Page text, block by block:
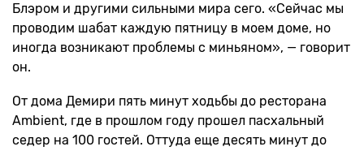
Блэром и другими сильными мира сего. «Сейчас мы
проводим шабат каждую пятницу в моем доме, но
иногда возникают проблемы с миньяном», — говорит
он.
От дома Демири пять минут ходьбы до ресторана
Ambient, где в прошлом году прошел пасхальный
седер на 100 гостей. Оттуда еще десять минут до